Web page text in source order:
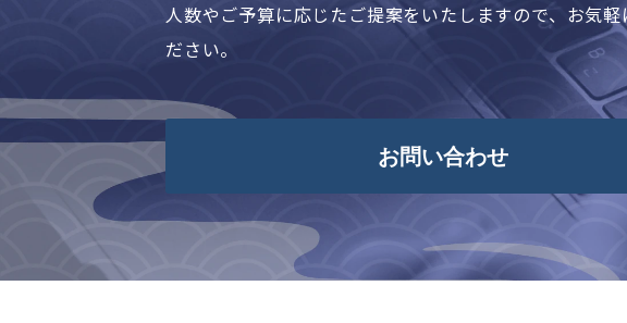
人数やご予算に応じたご提案をいたしますので、お気
ださい。
お問い合わせ